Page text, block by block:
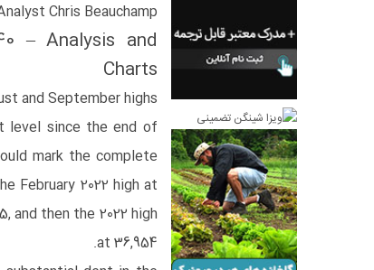
Chris Beauchamp
– Analysis and
Charts
and September highs
level since the end of
mark the complete
February 2022 high at
and then the 2022 high
at 36,954.